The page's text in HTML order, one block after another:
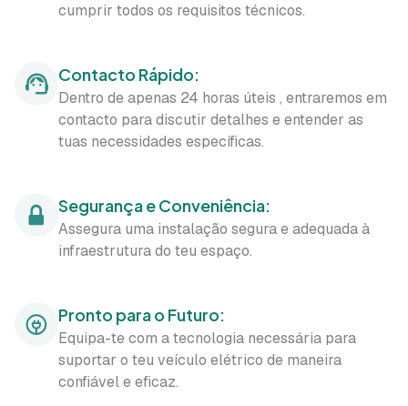
cumprir todos os requisitos técnicos.
Contacto Rápido:
Dentro de apenas 24 horas úteis , entraremos em
contacto para discutir detalhes e entender as
tuas necessidades específicas.
Segurança e Conveniência:
Assegura uma instalação segura e adequada à
infraestrutura do teu espaço.
Pronto para o Futuro:
Equipa-te com a tecnologia necessária para
suportar o teu veículo elétrico de maneira
confiável e eficaz.